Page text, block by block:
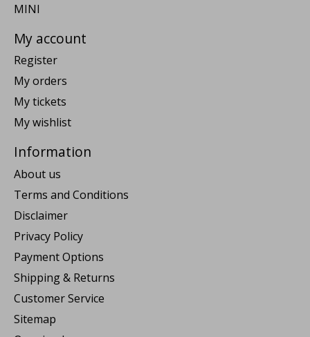
MINI
My account
Register
My orders
My tickets
My wishlist
Information
About us
Terms and Conditions
Disclaimer
Privacy Policy
Payment Options
Shipping & Returns
Customer Service
Sitemap